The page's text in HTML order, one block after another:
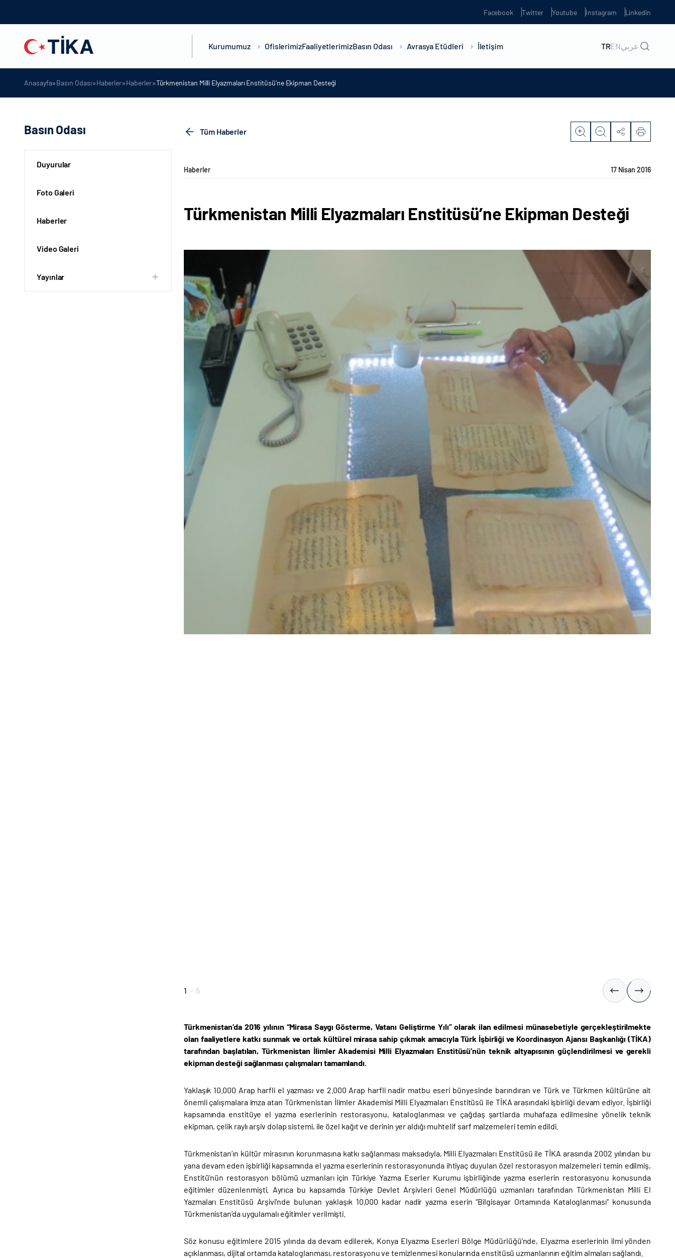
Facebook Twitter Youtube Instagram Linkedin
Kurumumuz OfislerimizFaaliyetlerimizBasın Odası Avrasya Etüdleri İletişim TRENعربي
Anasayfa»Basın Odası»Haberler»Haberler»Türkmenistan Milli Elyazmaları Enstitüsü’ne Ekipman Desteği
Basın Odası
Duyurular
Foto Galeri
Haberler
Video Galeri
Yayınlar
Tüm Haberler
Haberler 17 Nisan 2016
Türkmenistan Milli Elyazmaları Enstitüsü’ne Ekipman Desteği
1 - 5
Türkmenistan’da 2016 yılının “Mirasa Saygı Gösterme, Vatanı Geliştirme Yılı” olarak ilan edilmesi münasebetiyle gerçekleştirilmekte
olan faaliyetlere katkı sunmak ve ortak kültürel mirasa sahip çıkmak amacıyla Türk İşbirliği ve Koordinasyon Ajansı Başkanlığı (TİKA)
tarafından başlatılan,Türkmenistan İlimler Akademisi Milli Elyazmaları Enstitüsü’nün teknik altyapısının güçlendirilmesi ve gerekli
ekipman desteği sağlanması çalışmaları tamamlandı.
Yaklaşık 10.000 Arap harfli el yazması ve 2.000 Arap harfli nadir matbu eseri bünyesinde barındıran ve Türk ve Türkmen kültürüne ait
önemli çalışmalara imza atan Türkmenistan İlimler Akademisi Milli Elyazmaları Enstitüsü ile TİKA arasındaki işbirliği devam ediyor. İşbirliği
kapsamında enstitüye el yazma eserlerinin restorasyonu, kataloglanması ve çağdaş şartlarda muhafaza edilmesine yönelik teknik
ekipman, çelik raylı arşiv dolap sistemi, ile özel kağıt ve derinin yer aldığı muhtelif sarf malzemeleri temin edildi.
Türkmenistan’ın kültür mirasının korunmasına katkı sağlanması maksadıyla, Milli Elyazmaları Enstitüsü ile TİKA arasında 2002 yılından bu
yana devam eden işbirliği kapsamında el yazma eserlerinin restorasyonunda ihtiyaç duyulan özel restorasyon malzemeleri temin edilmiş,
Enstitü’nün restorasyon bölümü uzmanları için Türkiye Yazma Eserler Kurumu işbirliğinde yazma eserlerin restorasyonu konusunda
eğitimler düzenlenmişti. Ayrıca bu kapsamda Türkiye Devlet Arşivleri Genel Müdürlüğü uzmanları tarafından Türkmenistan Milli El
Yazmaları Enstitüsü Arşivi’nde bulunan yaklaşık 10.000 kadar nadir yazma eserin “Bilgisayar Ortamında Kataloglanması” konusunda
Türkmenistan’da uygulamalı eğitimler verilmişti.
Söz konusu eğitimlere 2015 yılında da devam edilerek, Konya Elyazma Eserleri Bölge Müdürlüğü’nde, Elyazma eserlerinin ilmi yönden
açıklanması, dijital ortamda kataloglanması, restorasyonu ve temizlenmesi konularında enstitüsü uzmanlarının eğitim almaları sağlandı.